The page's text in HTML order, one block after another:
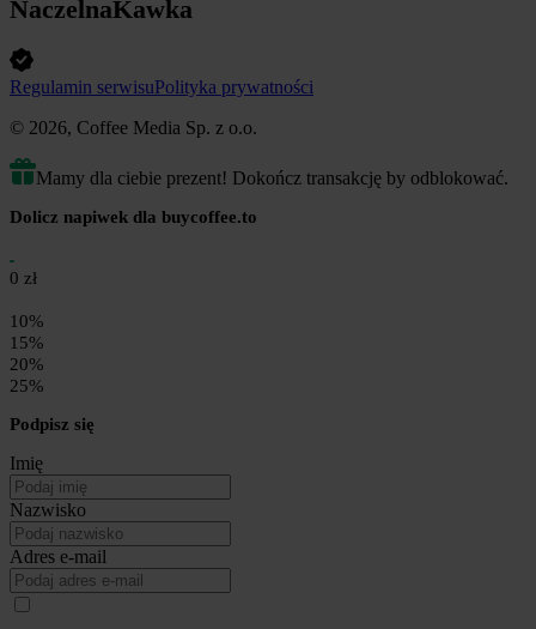
NaczelnaKawka
Regulamin serwisuPolityka prywatności
© 2026, Coffee Media Sp. z o.o.
Mamy dla ciebie prezent! Dokończ transakcję by odblokować.
Dolicz napiwek dla buycoffee.to
0 zł
10%
15%
20%
25%
Podpisz się
Imię
Nazwisko
Adres e-mail